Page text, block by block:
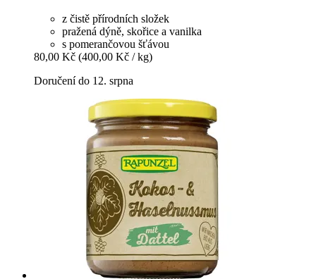
z čistě přírodních složek
pražená dýně, skořice a vanilka
s pomerančovou šťávou
80,00 Kč (400,00 Kč / kg)
Doručení do 12. srpna